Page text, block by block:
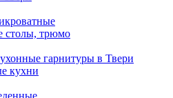
столы, трюмо
гарнитуры в Твери
кухни